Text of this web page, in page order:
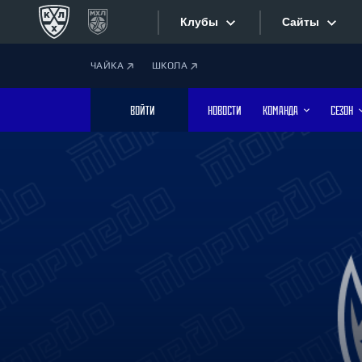
Клубы
Дивизион Боброва
Лада
Сайты
Фотобанк
ЧАЙКА ШКОЛА
ВОЙТИ НОВОСТИ КОМАНДА СЕЗОН